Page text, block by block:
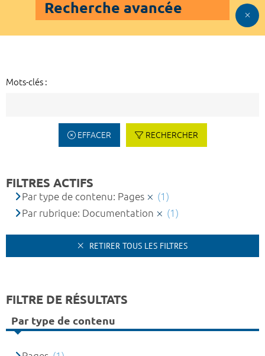
Recherche avancée
Mots-clés :
EFFACER RECHERCHER
FILTRES ACTIFS
Par type de contenu: Pages
(1)
Par rubrique: Documentation
(1)
RETIRER TOUS LES FILTRES
FILTRE DE RÉSULTATS
Par type de contenu